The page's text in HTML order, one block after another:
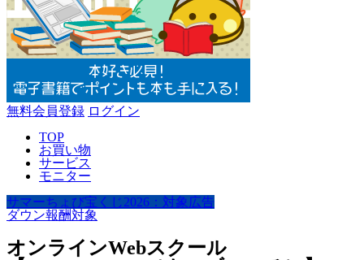
無料会員登録 ログイン
TOP
お買い物
サービス
モニター
サマーちょび宝くじ2026：対象広告
ダウン報酬対象
オンラインWebスクール